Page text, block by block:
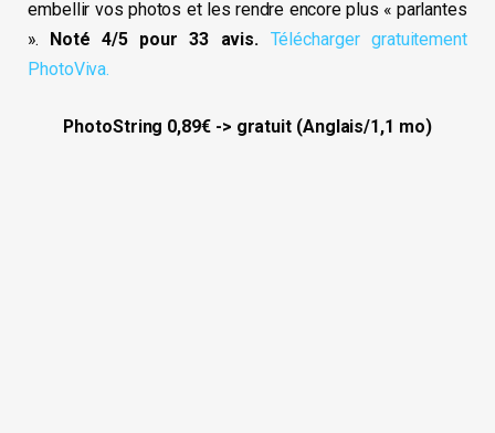
embellir vos photos et les rendre encore plus « parlantes
». Noté 4/5 pour 33 avis.
Télécharger gratuitement
PhotoViva.
PhotoString 0,89€ -> gratuit (Anglais/1,1 mo)